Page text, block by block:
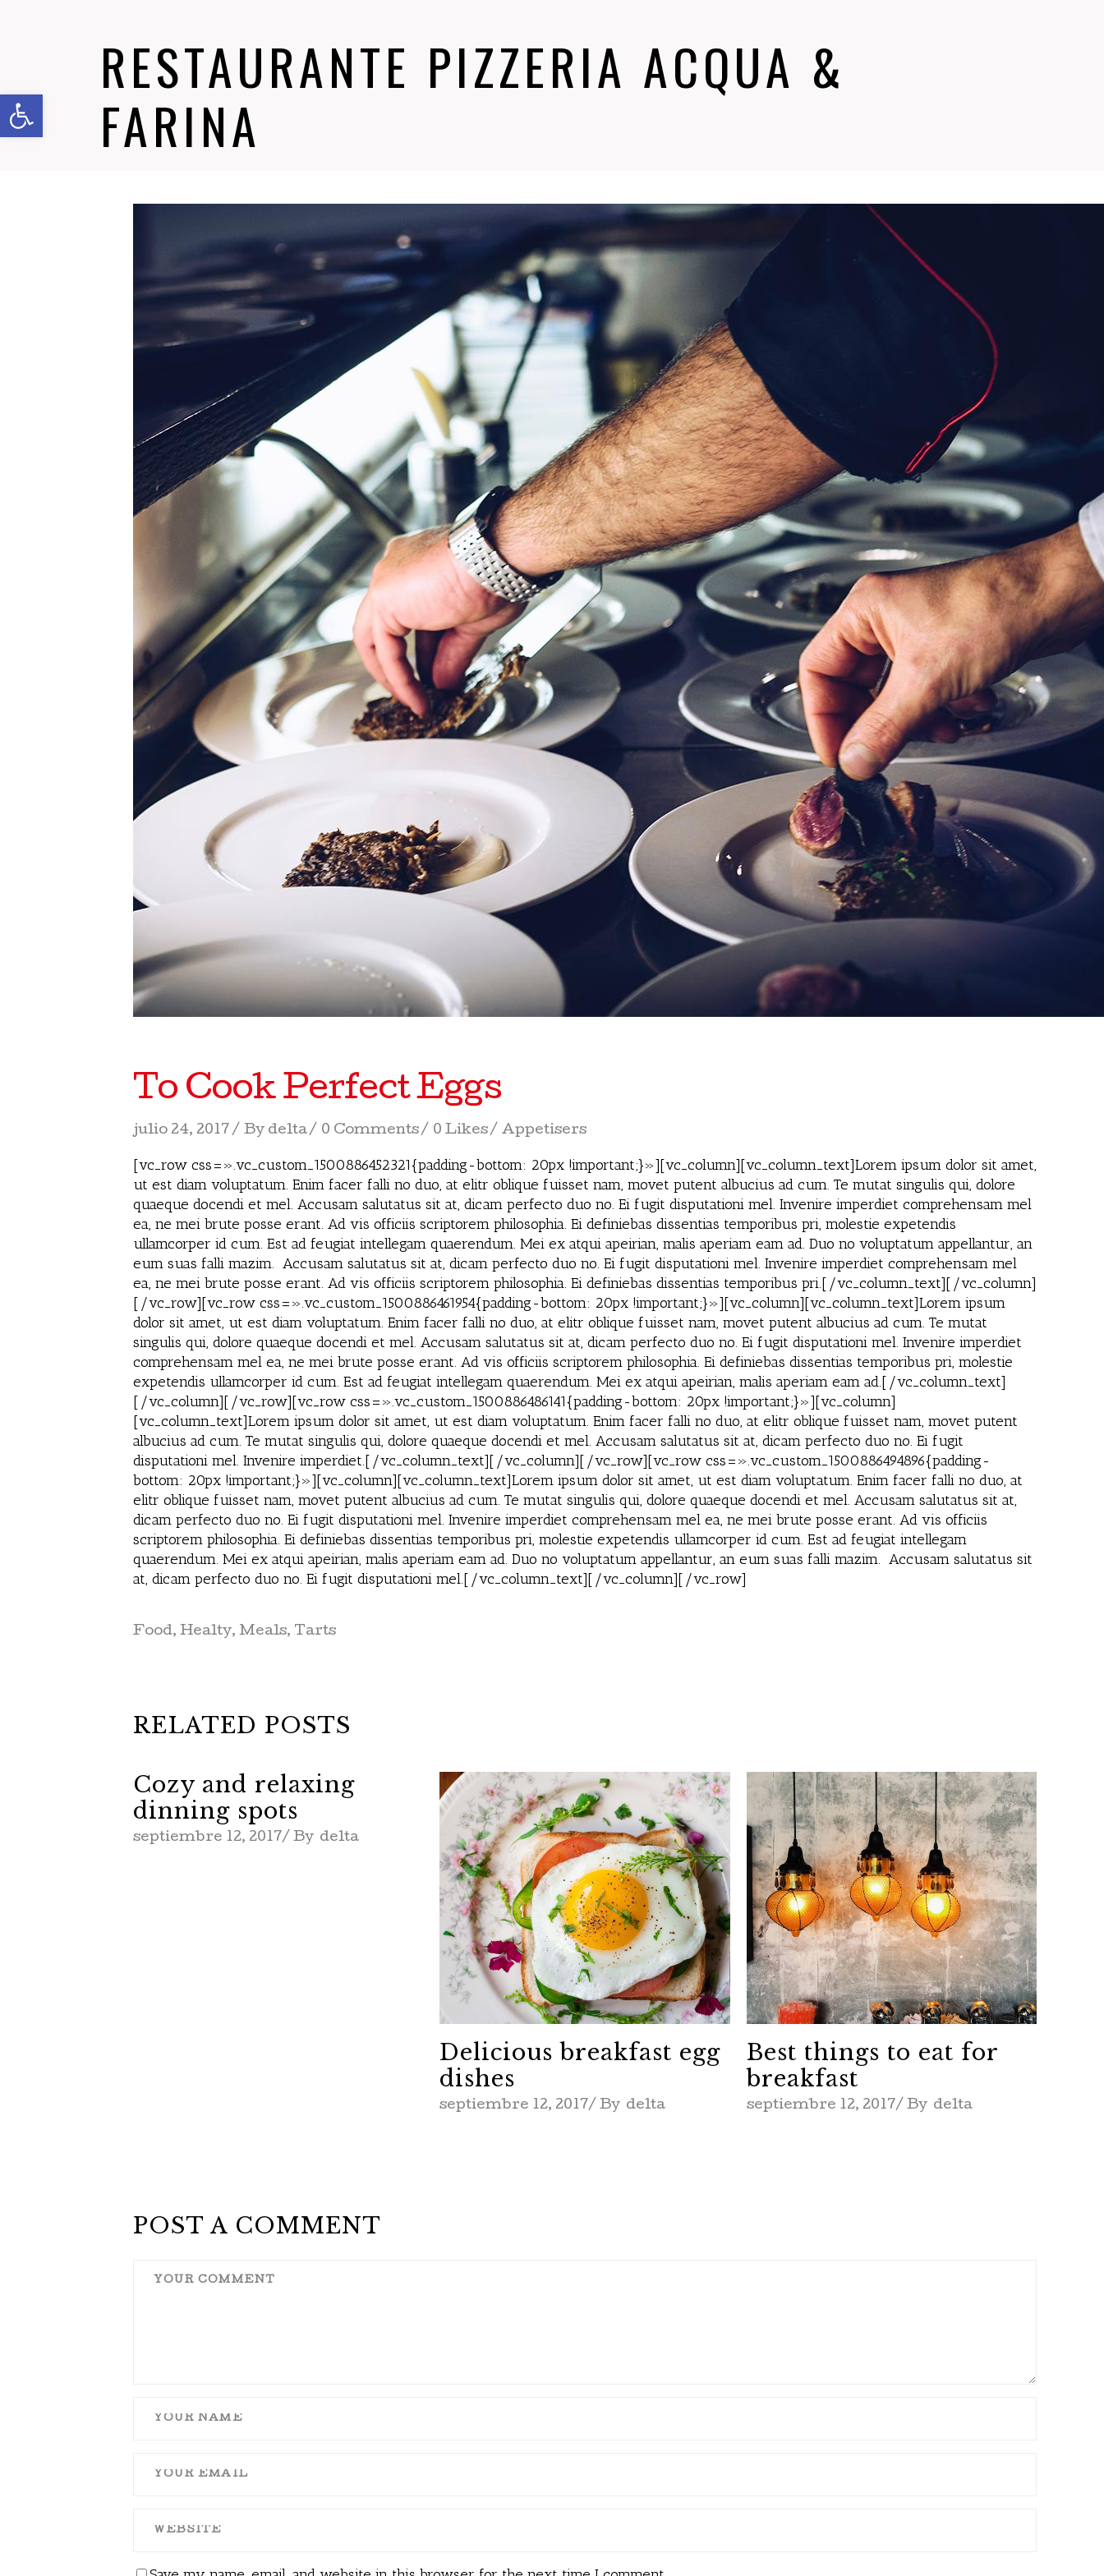
Abrir barra de herramientas
RESTAURANTE PIZZERIA ACQUA &
FARINA
To Cook Perfect Eggs
julio 24, 2017 By delta 0 Comments 0 Likes Appetisers
[vc_row css=».vc_custom_1500886452321{padding-bottom: 20px !important;}»][vc_column][vc_column_text]Lorem ipsum dolor sit amet,
ut est diam voluptatum. Enim facer falli no duo, at elitr oblique fuisset nam, movet putent albucius ad cum. Te mutat singulis qui, dolore
quaeque docendi et mel. Accusam salutatus sit at, dicam perfecto duo no. Ei fugit disputationi mel. Invenire imperdiet comprehensam mel
ea, ne mei brute posse erant. Ad vis officiis scriptorem philosophia. Ei definiebas dissentias temporibus pri, molestie expetendis
ullamcorper id cum. Est ad feugiat intellegam quaerendum. Mei ex atqui apeirian, malis aperiam eam ad. Duo no voluptatum appellantur, an
eum suas falli mazim. Accusam salutatus sit at, dicam perfecto duo no. Ei fugit disputationi mel. Invenire imperdiet comprehensam mel
ea, ne mei brute posse erant. Ad vis officiis scriptorem philosophia. Ei definiebas dissentias temporibus pri.[/vc_column_text][/vc_column]
[/vc_row][vc_row css=».vc_custom_1500886461954{padding-bottom: 20px !important;}»][vc_column][vc_column_text]Lorem ipsum
dolor sit amet, ut est diam voluptatum. Enim facer falli no duo, at elitr oblique fuisset nam, movet putent albucius ad cum. Te mutat
singulis qui, dolore quaeque docendi et mel. Accusam salutatus sit at, dicam perfecto duo no. Ei fugit disputationi mel. Invenire imperdiet
comprehensam mel ea, ne mei brute posse erant. Ad vis officiis scriptorem philosophia. Ei definiebas dissentias temporibus pri, molestie
expetendis ullamcorper id cum. Est ad feugiat intellegam quaerendum. Mei ex atqui apeirian, malis aperiam eam ad.[/vc_column_text]
[/vc_column][/vc_row][vc_row css=».vc_custom_1500886486141{padding-bottom: 20px !important;}»][vc_column]
[vc_column_text]Lorem ipsum dolor sit amet, ut est diam voluptatum. Enim facer falli no duo, at elitr oblique fuisset nam, movet putent
albucius ad cum. Te mutat singulis qui, dolore quaeque docendi et mel. Accusam salutatus sit at, dicam perfecto duo no. Ei fugit
disputationi mel. Invenire imperdiet.[/vc_column_text][/vc_column][/vc_row][vc_row css=».vc_custom_1500886494896{padding-
bottom: 20px !important;}»][vc_column][vc_column_text]Lorem ipsum dolor sit amet, ut est diam voluptatum. Enim facer falli no duo, at
elitr oblique fuisset nam, movet putent albucius ad cum. Te mutat singulis qui, dolore quaeque docendi et mel. Accusam salutatus sit at,
dicam perfecto duo no. Ei fugit disputationi mel. Invenire imperdiet comprehensam mel ea, ne mei brute posse erant. Ad vis officiis
scriptorem philosophia. Ei definiebas dissentias temporibus pri, molestie expetendis ullamcorper id cum. Est ad feugiat intellegam
quaerendum. Mei ex atqui apeirian, malis aperiam eam ad. Duo no voluptatum appellantur, an eum suas falli mazim. Accusam salutatus sit
at, dicam perfecto duo no. Ei fugit disputationi mel.[/vc_column_text][/vc_column][/vc_row]
Food, Healty, Meals, Tarts
RELATED POSTS
Cozy and relaxing
dinning spots
septiembre 12, 2017 By delta
Delicious breakfast egg
dishes
septiembre 12, 2017 By delta
Best things to eat for
breakfast
septiembre 12, 2017 By delta
POST A COMMENT